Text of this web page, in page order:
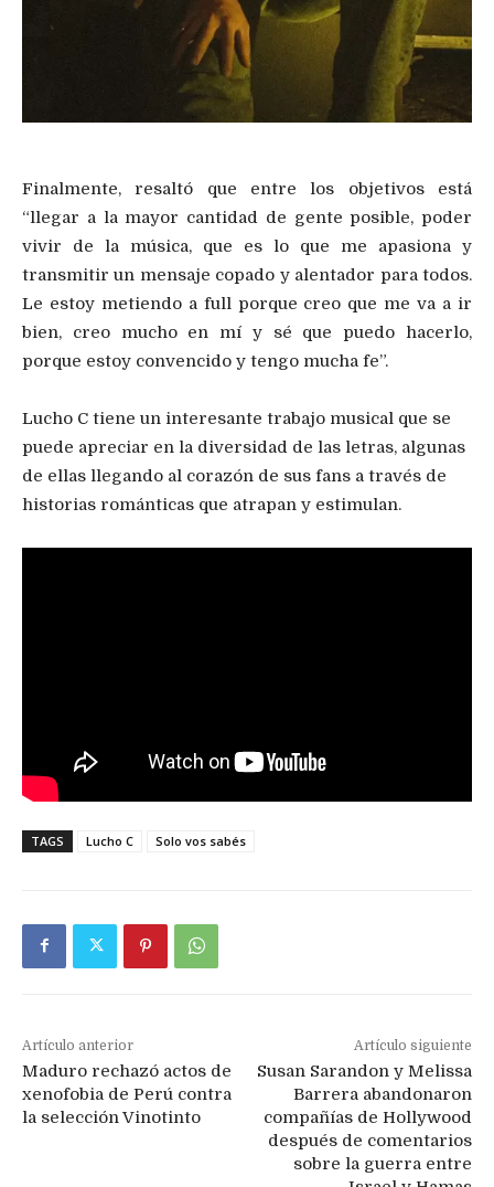
Finalmente, resaltó que entre los objetivos está
“llegar a la mayor cantidad de gente posible, poder
vivir de la música, que es lo que me apasiona y
transmitir un mensaje copado y alentador para todos.
Le estoy metiendo a full porque creo que me va a ir
bien, creo mucho en mí y sé que puedo hacerlo,
porque estoy convencido y tengo mucha fe”.
Lucho C tiene un interesante trabajo musical que se
puede apreciar en la diversidad de las letras, algunas
de ellas llegando al corazón de sus fans a través de
historias románticas que atrapan y estimulan.
TAGS Lucho C Solo vos sabés
Artículo anterior
Maduro rechazó actos de
xenofobia de Perú contra
la selección Vinotinto
Artículo siguiente
Susan Sarandon y Melissa
Barrera abandonaron
compañías de Hollywood
después de comentarios
sobre la guerra entre